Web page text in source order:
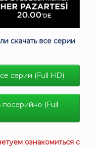
скачать все серии
серии (Full HD)
посерийно (Full
ознакомиться с